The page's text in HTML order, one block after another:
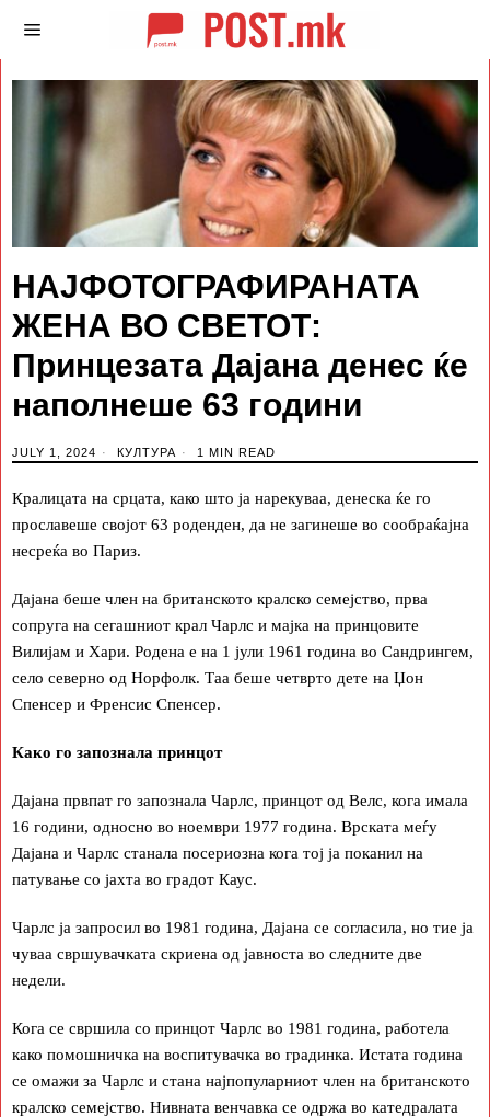
НАЈФОТОГРАФИРАНАТА
ЖЕНА ВО СВЕТОТ:
Принцезата Дајана денес ќе
наполнеше 63 години
JULY 1, 2024 КУЛТУРА 1 MIN READ
Кралицата на срцата, како што ја нарекуваа, денеска ќе го
прославеше својот 63 роденден, да не загинеше во сообраќајна
несреќа во Париз.
Дајана беше член на британското кралско семејство, прва
сопруга на сегашниот крал Чарлс и мајка на принцовите
Вилијам и Хари. Родена е на 1 јули 1961 година во Сандрингем,
село северно од Норфолк. Таа беше четврто дете на Џон
Спенсер и Френсис Спенсер.
Како го запознала принцот
Дајана првпат го запознала Чарлс, принцот од Велс, кога имала
16 години, односно во ноември 1977 година. Врската меѓу
Дајана и Чарлс станала посериозна кога тој ја поканил на
патување со јахта во градот Каус.
Чарлс ја запросил во 1981 година, Дајана се согласила, но тие ја
чуваа свршувачката скриена од јавноста во следните две
недели.
Кога се свршила со принцот Чарлс во 1981 година, работела
како помошничка на воспитувачка во градинка. Истата година
се омажи за Чарлс и стана најпопуларниот член на британското
кралско семејство. Нивната венчавка се одржа во катедралата